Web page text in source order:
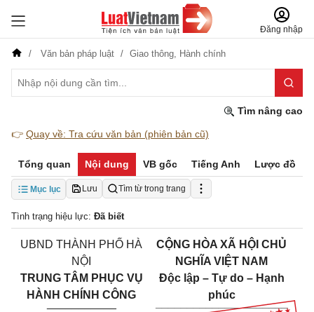
Đăng nhập
Văn bản pháp luật Giao thông, Hành chính
Tìm nâng cao
👉 Quay về: Tra cứu văn bản (phiên bản cũ)
Tổng quan Nội dung VB gốc Tiếng Anh Lược đồ
Mục lục Lưu Tìm từ trong trang
Tình trạng hiệu lực: Đã biết
UBND THÀNH PHỐ HÀ
NỘI
TRUNG TÂM PHỤC VỤ
HÀNH CHÍNH CÔNG
CỘNG HÒA XÃ HỘI CHỦ
NGHĨA VIỆT NAM
Độc lập – Tự do – Hạnh
phúc
_____________________